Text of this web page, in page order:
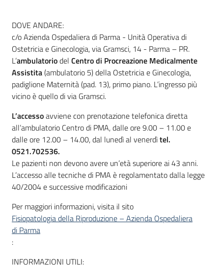
DOVE ANDARE:
c/o Azienda Ospedaliera di Parma - Unità Operativa di
Ostetricia e Ginecologia, via Gramsci, 14 - Parma – PR.
L’ambulatoriodel Centro di Procreazione Medicalmente
Assistita(ambulatorio 5) della Ostetricia e Ginecologia,
padiglione Maternità (pad. 13), primo piano. L’ingresso più
vicino è quello di via Gramsci.
L’accessoavviene con prenotazione telefonica diretta
all’ambulatorio Centro di PMA, dalle ore 9.00 – 11.00 e
dalle ore 12.00 – 14.00, dal lunedì al venerdìtel.
0521.702536.
Le pazienti non devono avere un’età superiore ai 43 anni.
L’accesso alle tecniche di PMA è regolamentato dalla legge
40/2004 e successive modificazioni
Per maggiori informazioni, visita il sito
Fisiopatologia della Riproduzione – Azienda Ospedaliera
di Parma
:
INFORMAZIONI UTILI: